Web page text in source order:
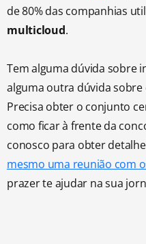
de 80% das companhias
multicloud.
Tem alguma dúvida sobre
alguma outra dúvida
Precisa obter o conjunto
como ficar à frente da
conosco para obter
mesmo uma reunião com
prazer te ajudar na sua